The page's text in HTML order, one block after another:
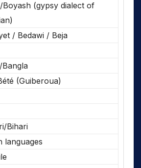
Boyash (gypsy dialect of
/ Bedawi / Beja
Bangla
(Guiberoua)
Bihari
languages